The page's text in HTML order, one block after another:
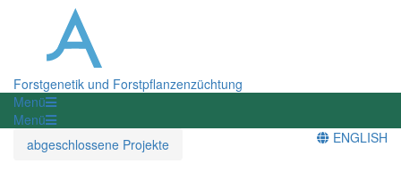
Forstgenetik und Forstpflanzenzüchtung
Menü
Menü
abgeschlossene Projekte
ENGLISH